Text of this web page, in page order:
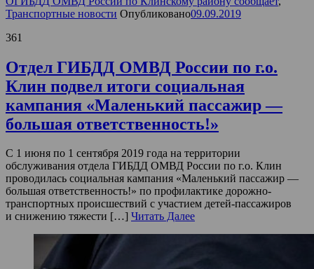
Транспортные новости Опубликовано09.09.2019
361
Отдел ГИБДД ОМВД России по г.о.
Клин подвел итоги социальная
кампания «Маленький пассажир —
большая ответственность!»
С 1 июня по 1 сентября 2019 года на территории
обслуживания отдела ГИБДД ОМВД России по г.о. Клин
проводилась социальная кампания «Маленький пассажир —
большая ответственность!» по профилактике дорожно-
транспортных происшествий с участием детей-пассажиров
и снижению тяжести […] Читать Далее